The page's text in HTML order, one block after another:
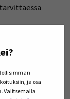
ja osa
Valitsemalla
muodostuu
niin
ja